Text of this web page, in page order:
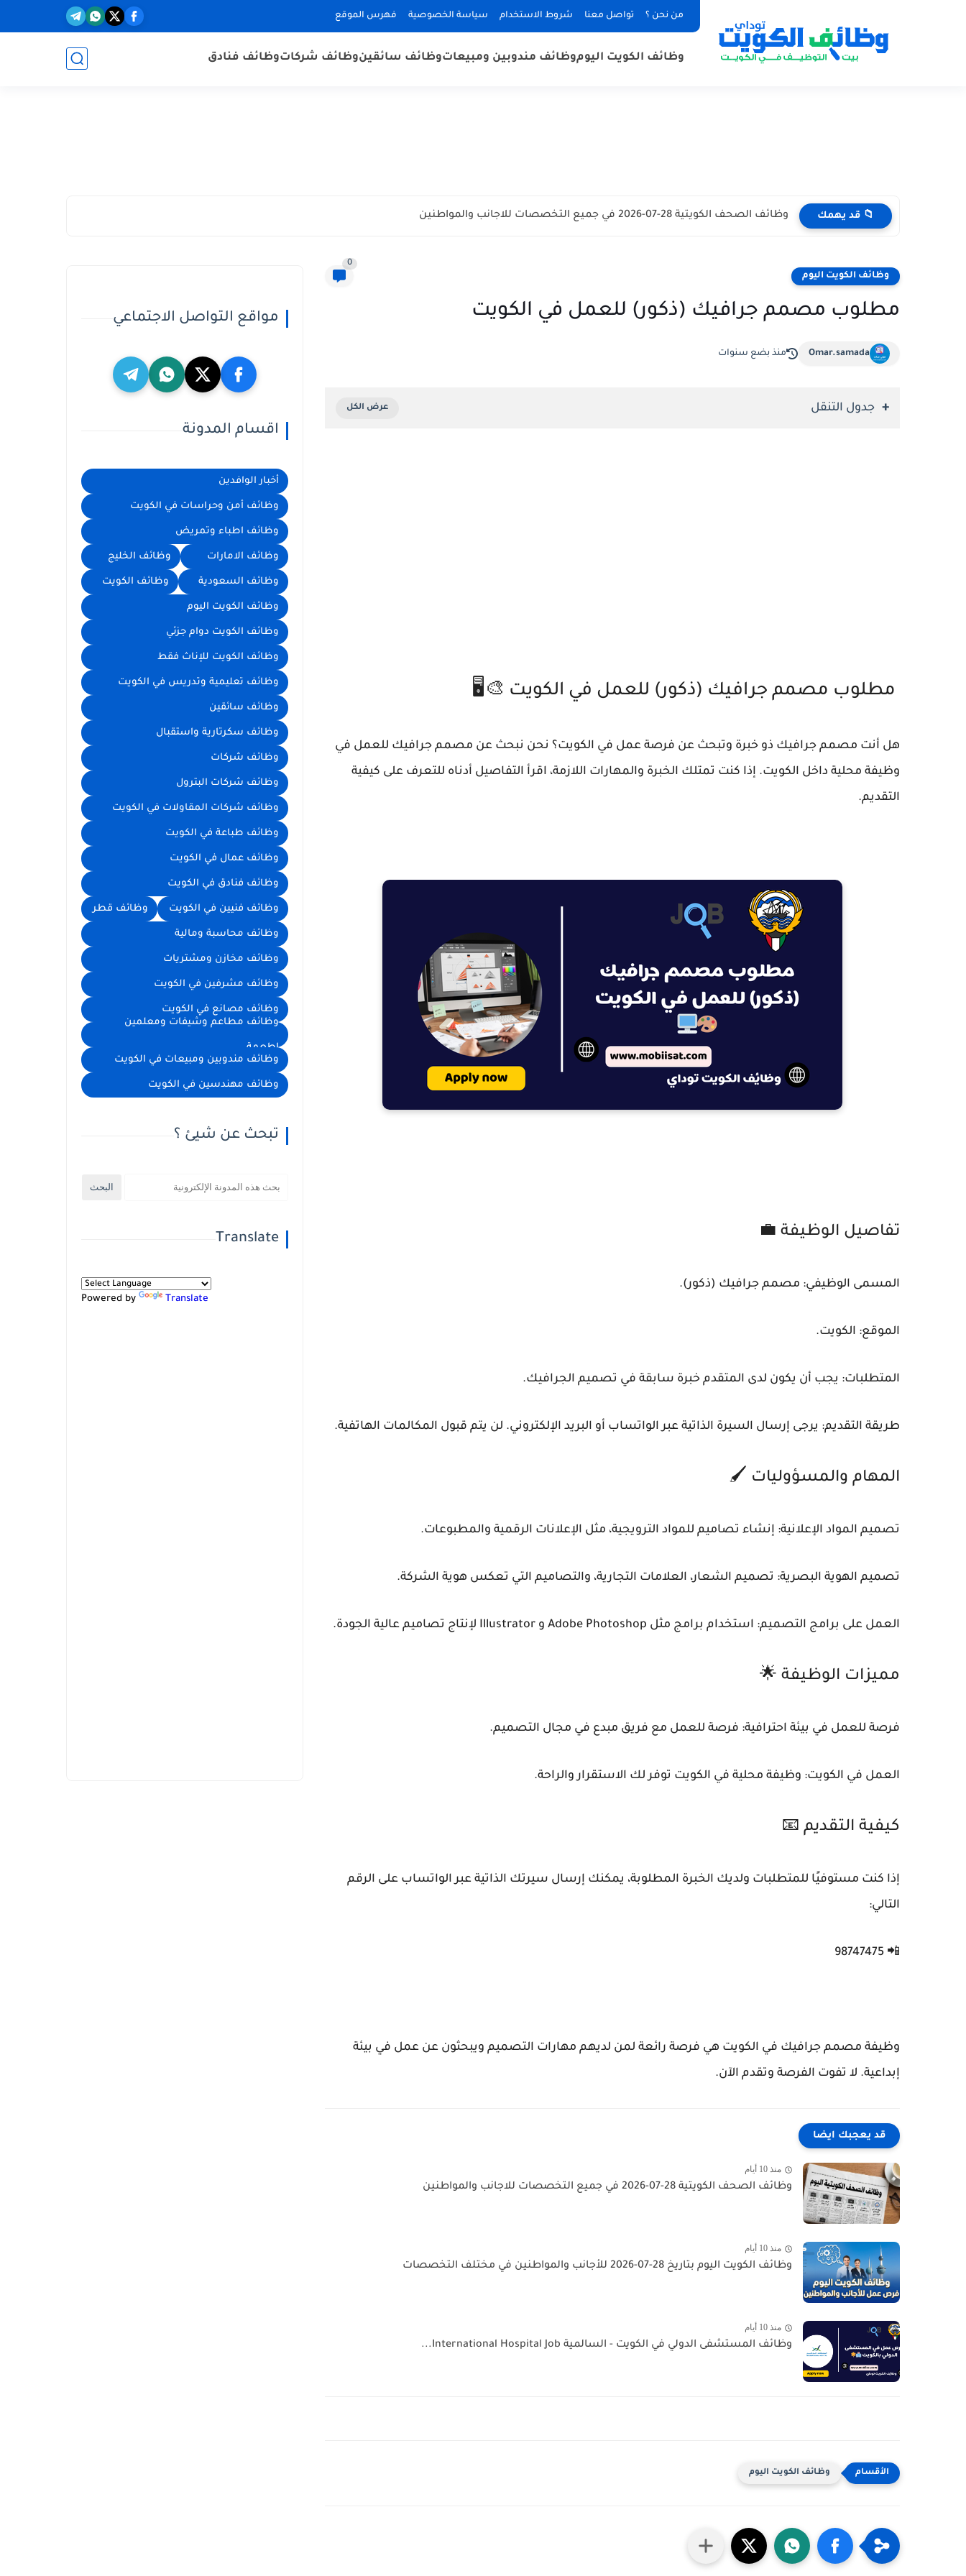
من نحن ؟ تواصل معنا شروط الاستخدام سياسة الخصوصية فهرس الموقع
وظائف الكويت اليوموظائف مندوبين ومبيعاتوظائف سائقينوظائف شركاتوظائف فنادق
📁 قد يهمك وظائف الصحف الكويتية 28-07-2026 في جميع التخصصات للاجانب والمواطنين
وظائف الكويت اليوم
0
مطلوب مصمم جرافيك (ذكور) للعمل في الكويت
Omar.samada منذ بضع سنوات
جدول التنقل
مطلوب مصمم جرافيك (ذكور) للعمل في الكويت 🎨🖥️
هل أنت مصمم جرافيك ذو خبرة وتبحث عن فرصة عمل في الكويت؟ نحن نبحث عن مصمم جرافيك للعمل في
وظيفة محلية داخل الكويت. إذا كنت تمتلك الخبرة والمهارات اللازمة، اقرأ التفاصيل أدناه للتعرف على كيفية
التقديم.
تفاصيل الوظيفة 💼
المسمى الوظيفي: مصمم جرافيك (ذكور).
الموقع: الكويت.
المتطلبات: يجب أن يكون لدى المتقدم خبرة سابقة في تصميم الجرافيك.
طريقة التقديم: يرجى إرسال السيرة الذاتية عبر الواتساب أو البريد الإلكتروني. لن يتم قبول المكالمات الهاتفية.
المهام والمسؤوليات 🖌️
تصميم المواد الإعلانية: إنشاء تصاميم للمواد الترويجية، مثل الإعلانات الرقمية والمطبوعات.
تصميم الهوية البصرية: تصميم الشعار، العلامات التجارية، والتصاميم التي تعكس هوية الشركة.
العمل على برامج التصميم: استخدام برامج مثل Adobe Photoshop و Illustrator لإنتاج تصاميم عالية الجودة.
مميزات الوظيفة 🌟
فرصة للعمل في بيئة احترافية: فرصة للعمل مع فريق مبدع في مجال التصميم.
العمل في الكويت: وظيفة محلية في الكويت توفر لك الاستقرار والراحة.
كيفية التقديم 📧
إذا كنت مستوفيًا للمتطلبات ولديك الخبرة المطلوبة، يمكنك إرسال سيرتك الذاتية عبر الواتساب على الرقم
التالي:
📲 98747475
وظيفة مصمم جرافيك في الكويت هي فرصة رائعة لمن لديهم مهارات التصميم ويبحثون عن عمل في بيئة
إبداعية. لا تفوت الفرصة وتقدم الآن.
قد يعجبك ايضا
منذ 10 أيام
وظائف الصحف الكويتية 28-07-2026 في جميع التخصصات للاجانب والمواطنين
منذ 10 أيام
وظائف الكويت اليوم بتاريخ 28-07-2026 للأجانب والمواطنين في مختلف التخصصات
منذ 10 أيام
وظائف المستشفى الدولي في الكويت - السالمية International Hospital Job...
وظائف الكويت اليوم
مواقع التواصل الاجتماعي
اقسام المدونة
أخبار الوافدين
وظائف أمن وحراسات في الكويت
وظائف اطباء وتمريض
وظائف الامارات وظائف الخليج
وظائف السعودية وظائف الكويت
وظائف الكويت اليوم
وظائف الكويت دوام جزئي
وظائف الكويت للإناث فقط
وظائف تعليمية وتدريس في الكويت
وظائف سائقين
وظائف سكرتارية واستقبال
وظائف شركات
وظائف شركات البترول
وظائف شركات المقاولات في الكويت
وظائف طباعة في الكويت
وظائف عمال في الكويت
وظائف فنادق في الكويت
وظائف فنيين في الكويت وظائف قطر
وظائف محاسبة ومالية
وظائف مخازن ومشتريات
وظائف مشرفين في الكويت
وظائف مصانع في الكويت
وظائف مطاعم وشيفات ومعلمين
اطعمة
وظائف مندوبين ومبيعات في الكويت
وظائف مهندسين في الكويت
تبحث عن شيئ ؟
Translate
Powered by Translate